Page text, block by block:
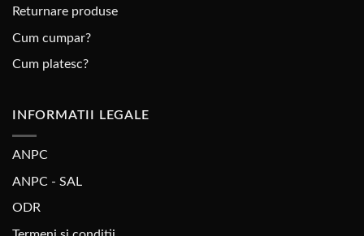
Returnare produse
Cum cumpar?
Cum platesc?
INFORMATII LEGALE
ANPC
ANPC - SAL
ODR